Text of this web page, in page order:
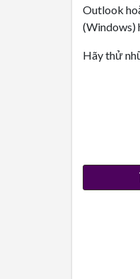
Outlook
(Windows)
Hãy thử